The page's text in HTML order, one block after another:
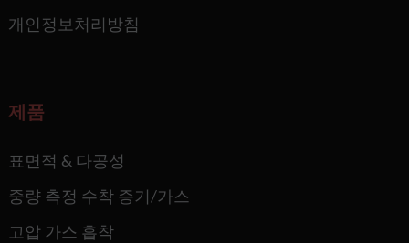
개인정보처리방침
제품
표면적 & 다공성
중량 측정 수착 증기/가스
고압 가스 흡착